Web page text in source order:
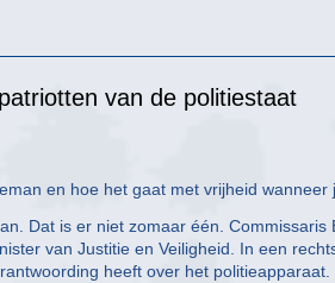
van de politiestaat
en hoe het gaat met vrijheid wanneer
Dat is er niet zomaar één.
van Justitie en Veiligheid. In een
heeft over het